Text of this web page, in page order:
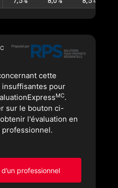
cette
pour
MC.
sur le bouton ci-
l'évaluation en
professionnel.
professionnel